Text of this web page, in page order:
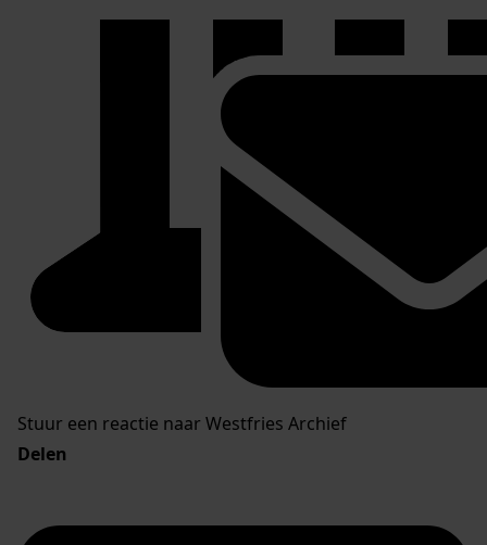
Stuur een reactie naar Westfries Archief
Delen